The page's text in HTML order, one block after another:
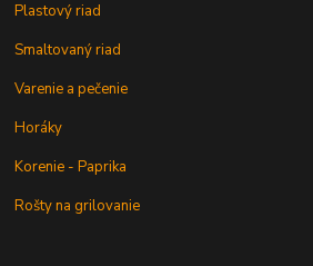
Plastový riad
Smaltovaný riad
Varenie a pečenie
Horáky
Korenie - Paprika
Rošty na grilovanie